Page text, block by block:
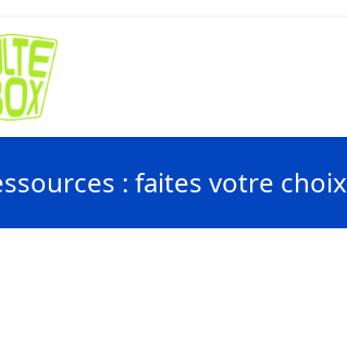
: faites votre choix